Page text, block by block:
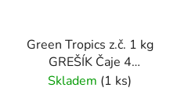
Green Tropics z.č. 1 kg
GREŠÍK Čaje 4
světadílů
Skladem (1 ks)